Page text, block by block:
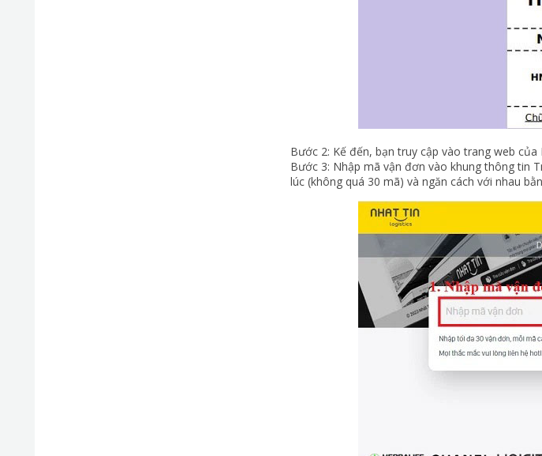
Bước 2: Kế đến, bạn truy cập vào trang web
Bước 3: Nhập mã vận đơn vào khung thông tin
lúc (không quá 30 mã) và ngăn cách với nhau